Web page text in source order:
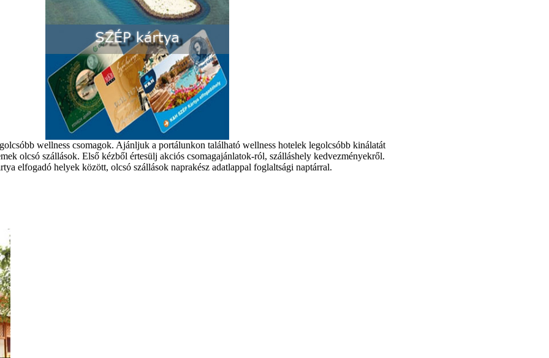
wellness csomagok. Ajánljuk a portálunkon található wellness hotelek legolcsóbb kinálatát
olcsó szállások. Első kézből értesülj akciós csomagajánlatok-ról, szálláshely kedvezményekről.
elfogadó helyek között, olcsó szállások naprakész adatlappal foglaltsági naptárral.